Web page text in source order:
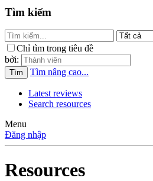
Tìm kiếm
Chỉ tìm trong tiêu đề
bởi:
Tìm Tìm nâng cao...
Latest reviews
Search resources
Menu
Đăng nhập
Resources